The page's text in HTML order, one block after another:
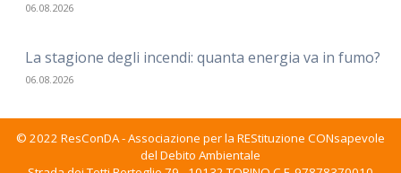
06.08.2026
La stagione degli incendi: quanta energia va in fumo?
06.08.2026
© 2022 ResConDA - Associazione per la REStituzione CONsapevole
del Debito Ambientale